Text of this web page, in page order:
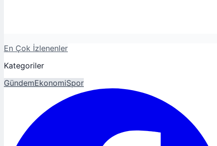
En Çok İzlenenler
Kategoriler
GündemEkonomiSpor